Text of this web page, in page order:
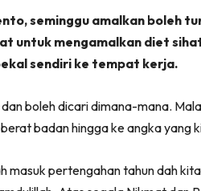
seminggu amalkan boleh
untuk mengamalkan diet
sendiri ke tempat kerja.
boleh dicari dimana-mana.
badan hingga ke angka yang
masuk pertengahan tahun dah